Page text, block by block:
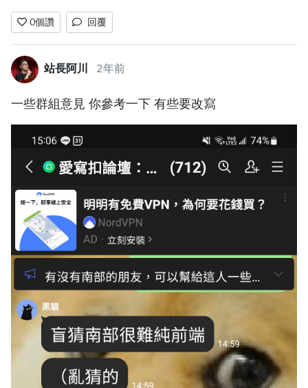
0個讚 回覆
站長阿川 2年前
一些群組意見 你參考一下 有些要改寫